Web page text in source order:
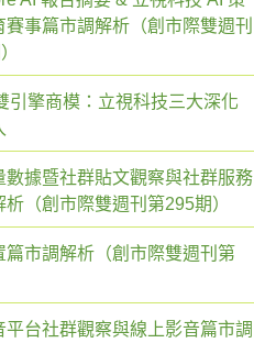
賽事篇市調解析（創市際雙週刊
引擎商模：立視科技三大深化
數據暨社群貼文觀察與社群服務
析（創市際雙週刊第295期）
篇市調解析（創市際雙週刊第
平台社群觀察與線上影音篇市調